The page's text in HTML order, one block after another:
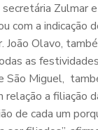
secretária Zulmar
com a
João Olavo,
as
São Miguel,
relação a filiação
de cada um